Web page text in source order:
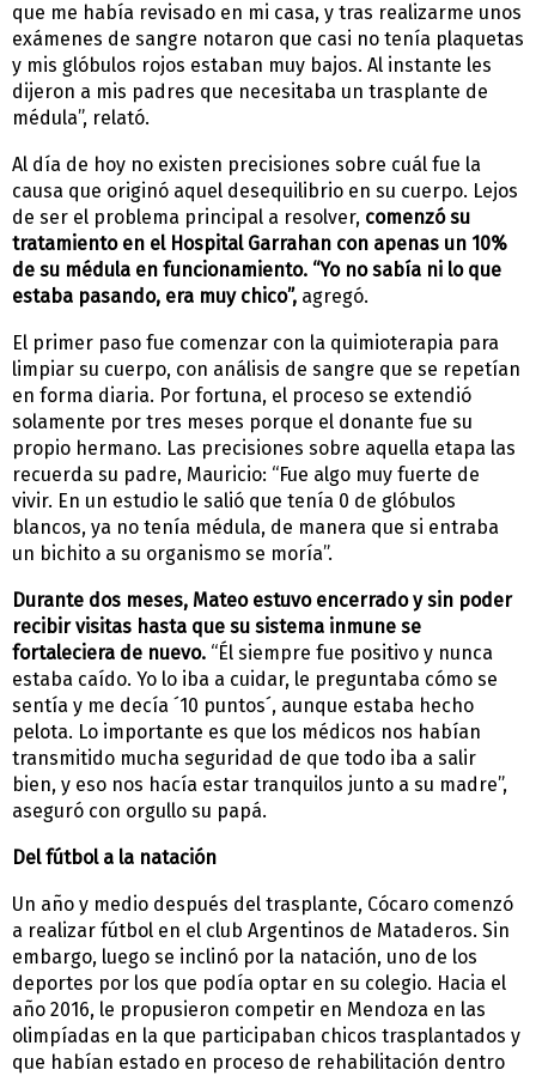
que me había revisado en mi casa, y tras realizarme unos
exámenes de sangre notaron que casi no tenía plaquetas
y mis glóbulos rojos estaban muy bajos. Al instante les
dijeron a mis padres que necesitaba un trasplante de
médula”, relató.
Al día de hoy no existen precisiones sobre cuál fue la
causa que originó aquel desequilibrio en su cuerpo. Lejos
de ser el problema principal a resolver, comenzó su
tratamiento en el Hospital Garrahan con apenas un 10%
de su médula en funcionamiento. “Yo no sabía ni lo que
estaba pasando, era muy chico”, agregó.
El primer paso fue comenzar con la quimioterapia para
limpiar su cuerpo, con análisis de sangre que se repetían
en forma diaria. Por fortuna, el proceso se extendió
solamente por tres meses porque el donante fue su
propio hermano. Las precisiones sobre aquella etapa las
recuerda su padre, Mauricio: “Fue algo muy fuerte de
vivir. En un estudio le salió que tenía 0 de glóbulos
blancos, ya no tenía médula, de manera que si entraba
un bichito a su organismo se moría”.
Durante dos meses, Mateo estuvo encerrado y sin poder
recibir visitas hasta que su sistema inmune se
fortaleciera de nuevo. “Él siempre fue positivo y nunca
estaba caído. Yo lo iba a cuidar, le preguntaba cómo se
sentía y me decía ´10 puntos´, aunque estaba hecho
pelota. Lo importante es que los médicos nos habían
transmitido mucha seguridad de que todo iba a salir
bien, y eso nos hacía estar tranquilos junto a su madre”,
aseguró con orgullo su papá.
Del fútbol a la natación
Un año y medio después del trasplante, Cócaro comenzó
a realizar fútbol en el club Argentinos de Mataderos. Sin
embargo, luego se inclinó por la natación, uno de los
deportes por los que podía optar en su colegio. Hacia el
año 2016, le propusieron competir en Mendoza en las
olimpíadas en la que participaban chicos trasplantados y
que habían estado en proceso de rehabilitación dentro